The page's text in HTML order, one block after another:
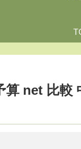
算 net 比較